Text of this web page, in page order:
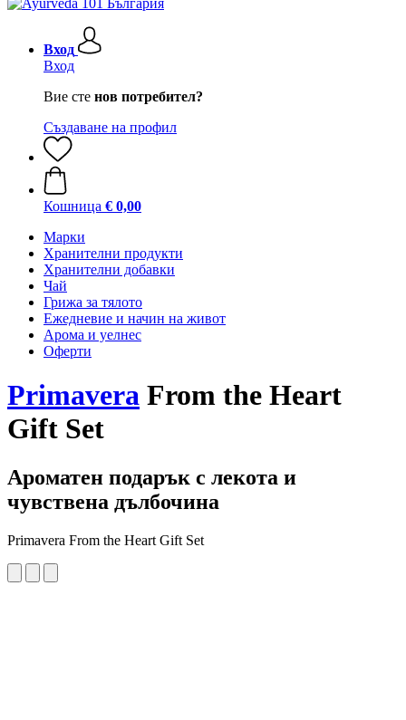
Вход
Вход
Вие сте нов потребител?
Създаване на профил
Кошница € 0,00
Марки
Хранителни продукти
Хранителни добавки
Чай
Грижа за тялото
Ежедневие и начин на живот
Арома и уелнес
Оферти
Primavera From the Heart
Gift Set
Ароматен подарък с лекота и
чувствена дълбочина
Primavera From the Heart Gift Set